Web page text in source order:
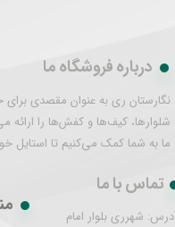
درباره فروشگاه ما
نگارستان ری به عنوان مقصدی
شلوارها، کیف‌ها و کفش‌ها را ارائه
ما به شما کمک می‌کنیم تا استایل
تماس با ما
شهرری بلوار امام